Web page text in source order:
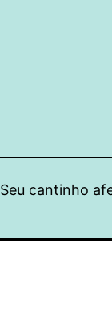
Seu cantinho